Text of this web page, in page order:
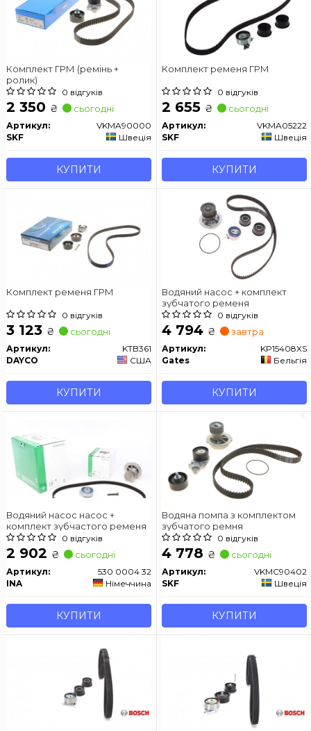
Комплект ГРМ (ремінь +
ролик)
0 відгуків
2 350 ₴ сьогодні
Артикул:
VKMA90000
SKF
Швеція
КУПИТИ
Комплект ременя ГРМ
0 відгуків
2 655 ₴ сьогодні
Артикул:
VKMA05222
SKF
Швеція
КУПИТИ
Комплект ременя ГРМ
0 відгуків
3 123 ₴ сьогодні
Артикул:
KTB361
DAYCO
США
КУПИТИ
Водяний насос + комплект
зубчатого ременя
0 відгуків
4 794 ₴ завтра
Артикул:
KP15408XS
Gates
Бельгія
КУПИТИ
Водяний насос насос +
комплект зубчастого ременя
0 відгуків
2 902 ₴ сьогодні
Артикул:
530 0004 32
INA
Німеччина
КУПИТИ
Водяна помпа з комплектом
зубчатого ремня
0 відгуків
4 778 ₴ сьогодні
Артикул:
VKMC90402
SKF
Швеція
КУПИТИ